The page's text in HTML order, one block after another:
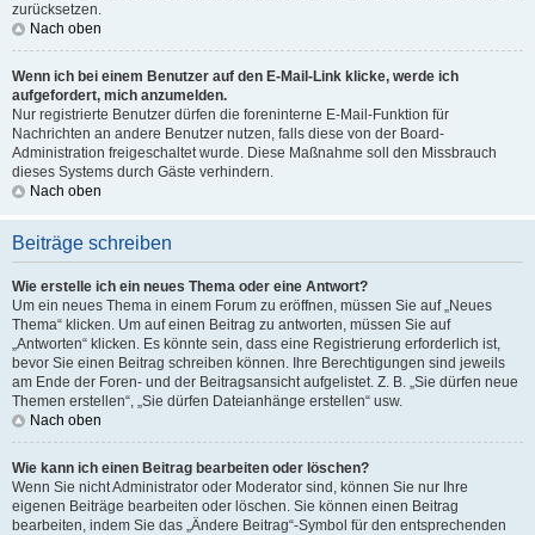
zurücksetzen.
Nach oben
Wenn ich bei einem Benutzer auf den E-Mail-Link klicke, werde ich
aufgefordert, mich anzumelden.
Nur registrierte Benutzer dürfen die foreninterne E-Mail-Funktion für
Nachrichten an andere Benutzer nutzen, falls diese von der Board-
Administration freigeschaltet wurde. Diese Maßnahme soll den Missbrauch
dieses Systems durch Gäste verhindern.
Nach oben
Beiträge schreiben
Wie erstelle ich ein neues Thema oder eine Antwort?
Um ein neues Thema in einem Forum zu eröffnen, müssen Sie auf „Neues
Thema“ klicken. Um auf einen Beitrag zu antworten, müssen Sie auf
„Antworten“ klicken. Es könnte sein, dass eine Registrierung erforderlich ist,
bevor Sie einen Beitrag schreiben können. Ihre Berechtigungen sind jeweils
am Ende der Foren- und der Beitragsansicht aufgelistet. Z. B. „Sie dürfen neue
Themen erstellen“, „Sie dürfen Dateianhänge erstellen“ usw.
Nach oben
Wie kann ich einen Beitrag bearbeiten oder löschen?
Wenn Sie nicht Administrator oder Moderator sind, können Sie nur Ihre
eigenen Beiträge bearbeiten oder löschen. Sie können einen Beitrag
bearbeiten, indem Sie das „Ändere Beitrag“-Symbol für den entsprechenden